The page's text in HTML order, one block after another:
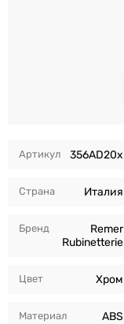
Артикул 356AD20x
Страна Италия
Бренд
Remer
Rubinetterie
Цвет Хром
Материал ABS